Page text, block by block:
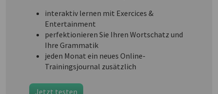
interaktiv lernen mit Exercices &
Entertainment
perfektionieren Sie Ihren Wortschatz und
Ihre Grammatik
jeden Monat ein neues Online-
Trainingsjournal zusätzlich
Jetzt testen